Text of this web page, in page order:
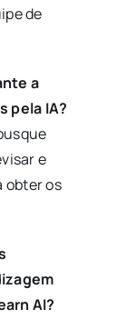
de
a
pela IA?
e
obter os
AI?